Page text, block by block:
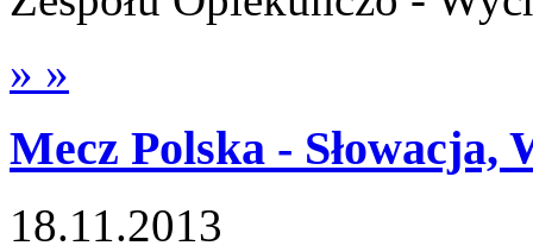
» »
Mecz Polska - Słowacja,
18.11.2013